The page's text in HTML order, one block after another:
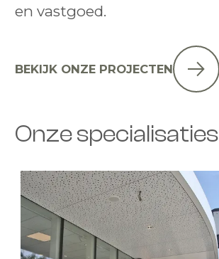
en vastgoed.
BEKIJK ONZE PROJECTEN
Onze specialisaties